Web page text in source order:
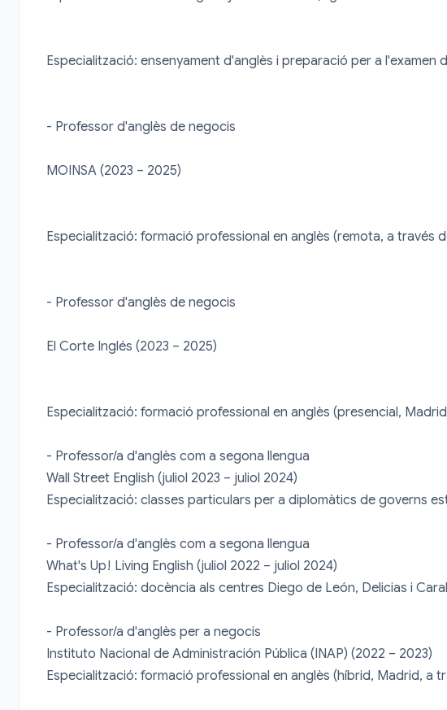
Especialització: ensenyament d'anglès i preparació per a l'examen
- Professor d'anglès de negocis
MOINSA (2023 – 2025)
Especialització: formació professional en anglès (remota, a través
- Professor d'anglès de negocis
El Corte Inglés (2023 – 2025)
Especialització: formació professional en anglès (presencial,
- Professor/a d'anglès com a segona llengua
Wall Street English (juliol 2023 – juliol 2024)
Especialització: classes particulars per a diplomàtics de governs
- Professor/a d'anglès com a segona llengua
What's Up! Living English (juliol 2022 – juliol 2024)
Especialització: docència als centres Diego de León, Delicias i
- Professor/a d'anglès per a negocis
Instituto Nacional de Administración Pública (INAP) (2022 – 2023)
Especialització: formació professional en anglès (híbrid, Madrid, a